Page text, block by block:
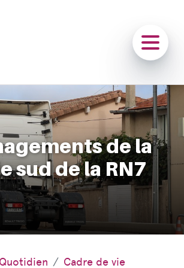
de la
sud de la RN7
Cadre de vie